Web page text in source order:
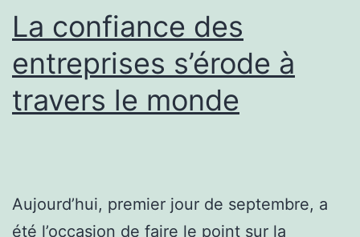
La confiance des
entreprises s’érode à
travers le monde
Aujourd’hui, premier jour de septembre, a
été l’occasion de faire le point sur la